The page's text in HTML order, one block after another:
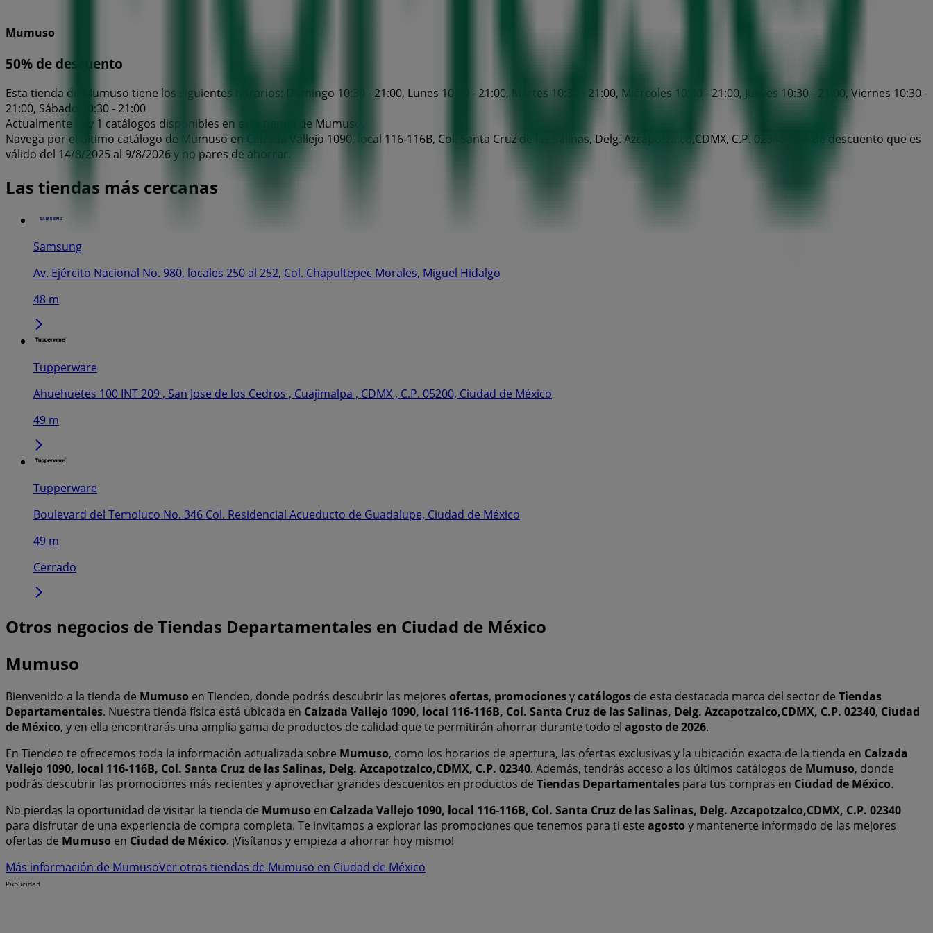
Mumuso
50% de descuento
Esta tienda de Mumuso tiene los siguientes horarios: Domingo 10:30 - 21:00, Lunes 10:30 - 21:00, Martes 10:30 - 21:00, Miércoles 10:30 - 21:00, Jueves 10:30 - 21:00, Viernes 10:30 -
21:00, Sábado 10:30 - 21:00
Actualmente hay 1 catálogos disponibles en esta tienda de Mumuso.
Navega por el último catálogo de Mumuso en Calzada Vallejo 1090, local 116-116B, Col. Santa Cruz de las Salinas, Delg. Azcapotzalco,CDMX, C.P. 02340 50% de descuento que es
válido del 14/8/2025 al 9/8/2026 y no pares de ahorrar.
Las tiendas más cercanas
Samsung
Av. Ejército Nacional No. 980, locales 250 al 252, Col. Chapultepec Morales, Miguel Hidalgo
48 m
Tupperware
Ahuehuetes 100 INT 209 , San Jose de los Cedros , Cuajimalpa , CDMX , C.P. 05200, Ciudad de México
49 m
Tupperware
Boulevard del Temoluco No. 346 Col. Residencial Acueducto de Guadalupe, Ciudad de México
49 m
Cerrado
Otros negocios de Tiendas Departamentales en Ciudad de México
Mumuso
Bienvenido a la tienda de Mumuso en Tiendeo, donde podrás descubrir las mejores ofertas, promocionesycatálogos de esta destacada marca del sector de Tiendas
Departamentales. Nuestra tienda física está ubicada en Calzada Vallejo 1090, local 116-116B, Col. Santa Cruz de las Salinas, Delg. Azcapotzalco,CDMX, C.P. 02340, Ciudad
de México, y en ella encontrarás una amplia gama de productos de calidad que te permitirán ahorrar durante todo el agosto de 2026.
En Tiendeo te ofrecemos toda la información actualizada sobre Mumuso, como los horarios de apertura, las ofertas exclusivas y la ubicación exacta de la tienda en Calzada
Vallejo 1090, local 116-116B, Col. Santa Cruz de las Salinas, Delg. Azcapotzalco,CDMX, C.P. 02340. Además, tendrás acceso a los últimos catálogos de Mumuso, donde
podrás descubrir las promociones más recientes y aprovechar grandes descuentos en productos de Tiendas Departamentales para tus compras en Ciudad de México.
No pierdas la oportunidad de visitar la tienda de Mumuso en Calzada Vallejo 1090, local 116-116B, Col. Santa Cruz de las Salinas, Delg. Azcapotzalco,CDMX, C.P. 02340
para disfrutar de una experiencia de compra completa. Te invitamos a explorar las promociones que tenemos para ti este agosto y mantenerte informado de las mejores
ofertas de Mumuso en Ciudad de México. ¡Visítanos y empieza a ahorrar hoy mismo!
Más información de MumusoVer otras tiendas de Mumuso en Ciudad de México
Publicidad